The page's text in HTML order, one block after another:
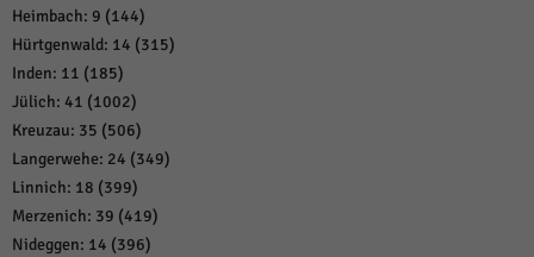
Heimbach: 9 (144)
Hürtgenwald: 14 (315)
Inden: 11 (185)
Jülich: 41 (1002)
Kreuzau: 35 (506)
Langerwehe: 24 (349)
Linnich: 18 (399)
Merzenich: 39 (419)
Nideggen: 14 (396)